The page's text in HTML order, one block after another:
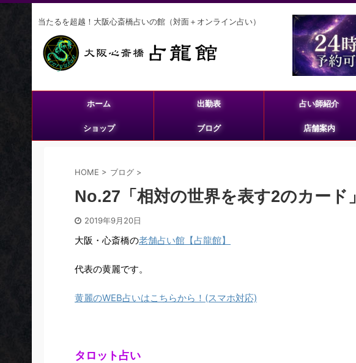
当たるを超越！大阪心斎橋占いの館（対面＋オンライン占い）
ホーム 出勤表 占い師紹介
ショップ ブログ 店舗案内
HOME > ブログ >
No.27「相対の世界を表す2のカード」
2019年9月20日
大阪・心斎橋の老舗占い館【占龍館】
代表の黄麗です。
黄麗のWEB占いはこちらから！(スマホ対応)
タロット占い